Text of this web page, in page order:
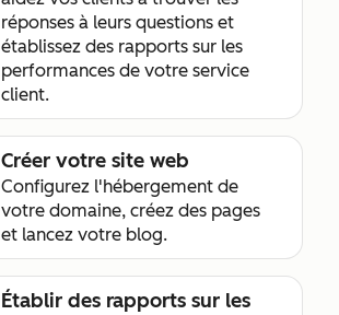
réponses à leurs questions et
établissez des rapports sur les
performances de votre service
client.
Créer votre site web
Configurez l'hébergement de
votre domaine, créez des pages
et lancez votre blog.
Établir des rapports sur les